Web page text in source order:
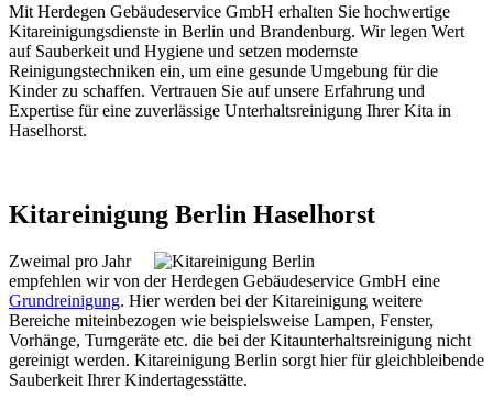
Mit Herdegen Gebäudeservice GmbH erhalten Sie hochwertige
Kitareinigungsdienste in Berlin und Brandenburg. Wir legen Wert
auf Sauberkeit und Hygiene und setzen modernste
Reinigungstechniken ein, um eine gesunde Umgebung für die
Kinder zu schaffen. Vertrauen Sie auf unsere Erfahrung und
Expertise für eine zuverlässige Unterhaltsreinigung Ihrer Kita in
Haselhorst.
Kitareinigung Berlin Haselhorst
Zweimal pro Jahr
empfehlen wir von der Herdegen Gebäudeservice GmbH eine
Grundreinigung. Hier werden bei der Kitareinigung weitere
Bereiche miteinbezogen wie beispielsweise Lampen, Fenster,
Vorhänge, Turngeräte etc. die bei der Kitaunterhaltsreinigung nicht
gereinigt werden. Kitareinigung Berlin sorgt hier für gleichbleibende
Sauberkeit Ihrer Kindertagesstätte.